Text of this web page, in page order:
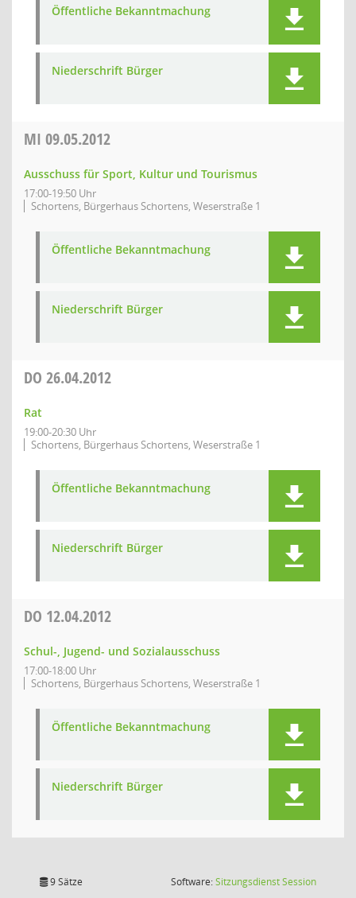
Öffentliche Bekanntmachung
Niederschrift Bürger
MI 09.05.2012
Ausschuss für Sport, Kultur und Tourismus
17:00-19:50 Uhr
Schortens, Bürgerhaus Schortens, Weserstraße 1
Öffentliche Bekanntmachung
Niederschrift Bürger
DO 26.04.2012
Rat
19:00-20:30 Uhr
Schortens, Bürgerhaus Schortens, Weserstraße 1
Öffentliche Bekanntmachung
Niederschrift Bürger
DO 12.04.2012
Schul-, Jugend- und Sozialausschuss
17:00-18:00 Uhr
Schortens, Bürgerhaus Schortens, Weserstraße 1
Öffentliche Bekanntmachung
Niederschrift Bürger
9 Sätze Software:SitzungsdienstSession(Wird in